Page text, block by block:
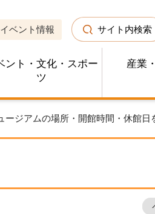
イベント情報 サイト内検索
ント・文化・スポー
ツ
産業
ージアムの場所・開館時間・休館日